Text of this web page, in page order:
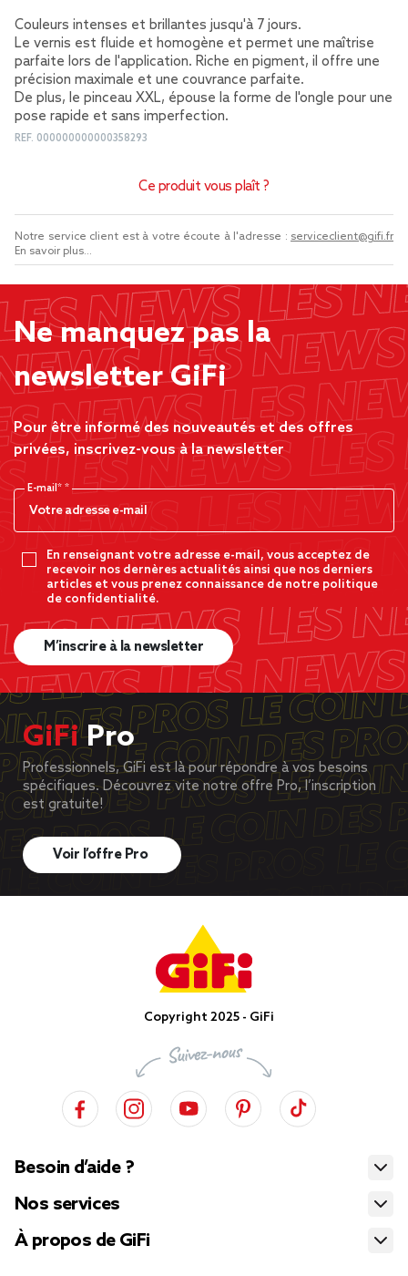
Couleurs intenses et brillantes jusqu'à 7 jours.
Le vernis est fluide et homogène et permet une maîtrise
parfaite lors de l'application. Riche en pigment, il offre une
précision maximale et une couvrance parfaite.
De plus, le pinceau XXL, épouse la forme de l'ongle pour une
pose rapide et sans imperfection.
REF. 000000000000358293
Ce produit vous plaît ?
Notre service client est à votre écoute à l'adresse : serviceclient@gifi.fr
En savoir plus...
Ne manquez pas la
newsletter GiFi
Pour être informé des nouveautés et des offres
privées, inscrivez-vous à la newsletter
E-mail*
En renseignant votre adresse e-mail, vous acceptez de
recevoir nos dernères actualités ainsi que nos derniers
articles et vous prenez connaissance de notre politique
de confidentialité.
M’inscrire à la newsletter
GiFiPro
Professionnels, GiFi est là pour répondre à vos besoins
spécifiques. Découvrez vite notre offre Pro, l’inscription
est gratuite!
Voir l’offre Pro
Copyright 2025 - GiFi
Besoin d’aide ?
Nos services
À propos de GiFi